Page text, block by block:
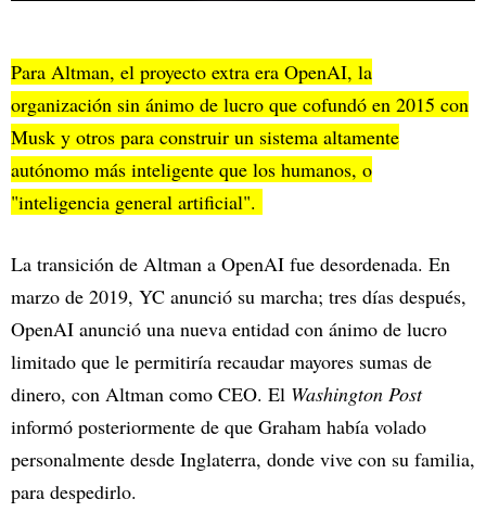
Para Altman, el proyecto extra era OpenAI, la
organización sin ánimo de lucro que cofundó en 2015 con
Musk y otros para construir un sistema altamente
autónomo más inteligente que los humanos, o
"inteligencia general artificial".
La transición de Altman a OpenAI fue desordenada. En
marzo de 2019, YC anunció su marcha; tres días después,
OpenAI anunció una nueva entidad con ánimo de lucro
limitado que le permitiría recaudar mayores sumas de
dinero, con Altman como CEO. El Washington Post
informó posteriormente de que Graham había volado
personalmente desde Inglaterra, donde vive con su familia,
para despedirlo.